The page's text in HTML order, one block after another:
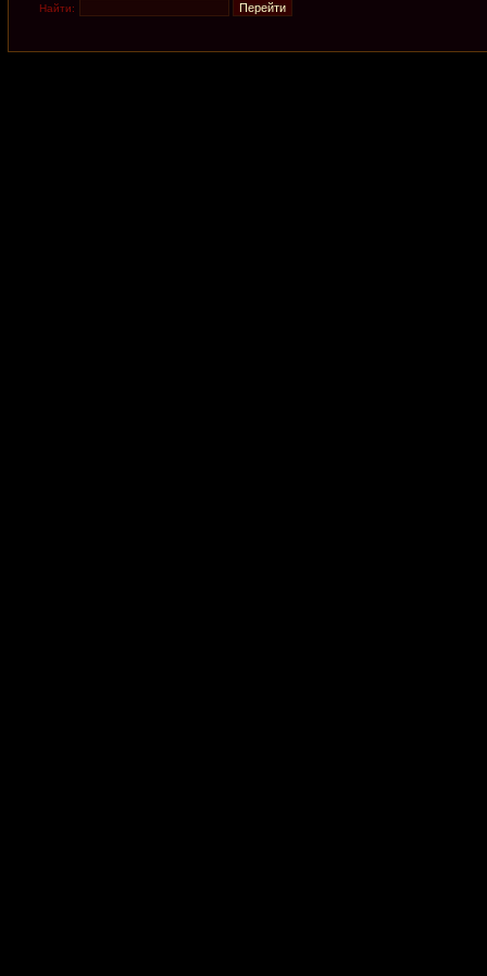
Найти: